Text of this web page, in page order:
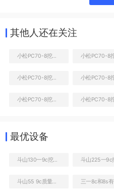
液压泵舱
其他人还在关注
最优设备